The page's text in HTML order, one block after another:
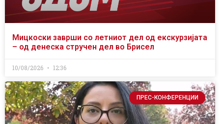
Мицкоски заврши со летниот дел од екскурзијата
– од денеска стручен дел во Брисел
10/08/2026 12:36
ПРЕС-КОНФЕРЕНЦИИ